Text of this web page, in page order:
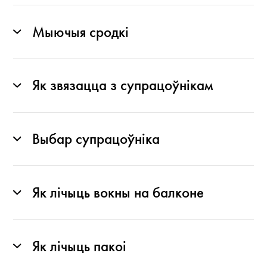
Мыючыя сродкі
Як звязацца з супрацоўнікам
Выбар супрацоўніка
Як лічыць вокны на балконе
Як лічыць пакоі